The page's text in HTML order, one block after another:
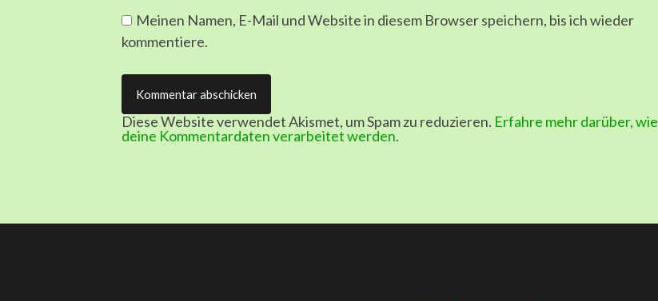
Meinen Namen, E-Mail und Website in diesem Browser speichern, bis ich wieder
kommentiere.
Diese Website verwendet Akismet, um Spam zu reduzieren. Erfahre mehr darüber, wie
deine Kommentardaten verarbeitet werden.